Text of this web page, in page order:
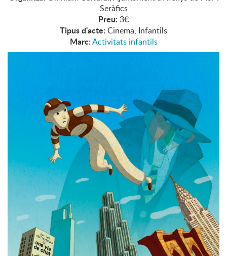
Seràfics
Preu: 3€
Tipus d'acte: Cinema, Infantils
Marc:Activitats infantils